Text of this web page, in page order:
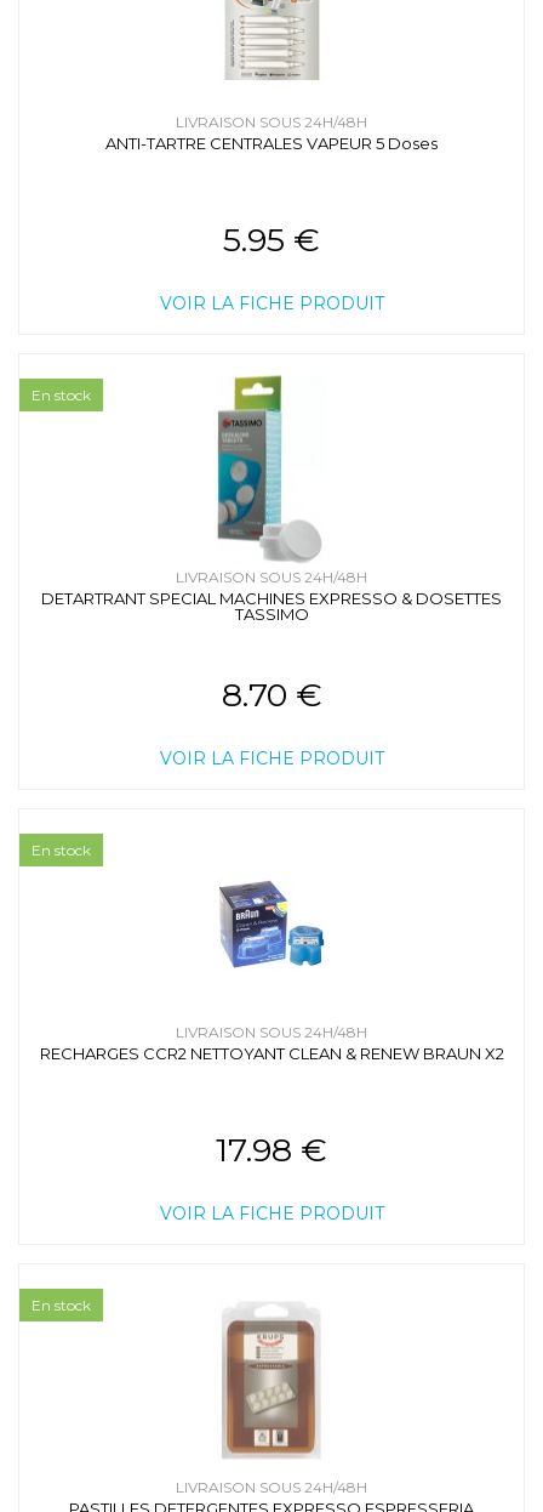
LIVRAISON SOUS 24H/48H
ANTI-TARTRE CENTRALES VAPEUR 5 Doses
5.95 €
VOIR LA FICHE PRODUIT
LIVRAISON SOUS 24H/48H
DETARTRANT SPECIAL MACHINES EXPRESSO & DOSETTES
TASSIMO
8.70 €
VOIR LA FICHE PRODUIT
En stock
LIVRAISON SOUS 24H/48H
RECHARGES CCR2 NETTOYANT CLEAN & RENEW BRAUN X2
17.98 €
VOIR LA FICHE PRODUIT
En stock
LIVRAISON SOUS 24H/48H
En stock